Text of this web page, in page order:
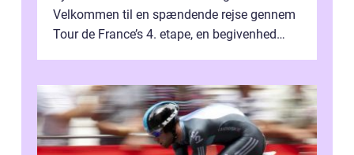
Velkommen til en spændende rejse gennem
Tour de France’s 4. etape, en begivenhed